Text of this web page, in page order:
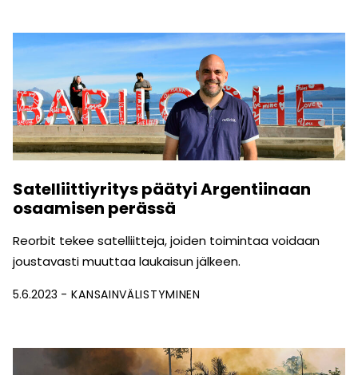
Satelliittiyritys päätyi Argentiinaan
osaamisen perässä
Reorbit tekee satelliitteja, joiden toimintaa voidaan
joustavasti muuttaa laukaisun jälkeen.
5.6.2023 KANSAINVÄLISTYMINEN